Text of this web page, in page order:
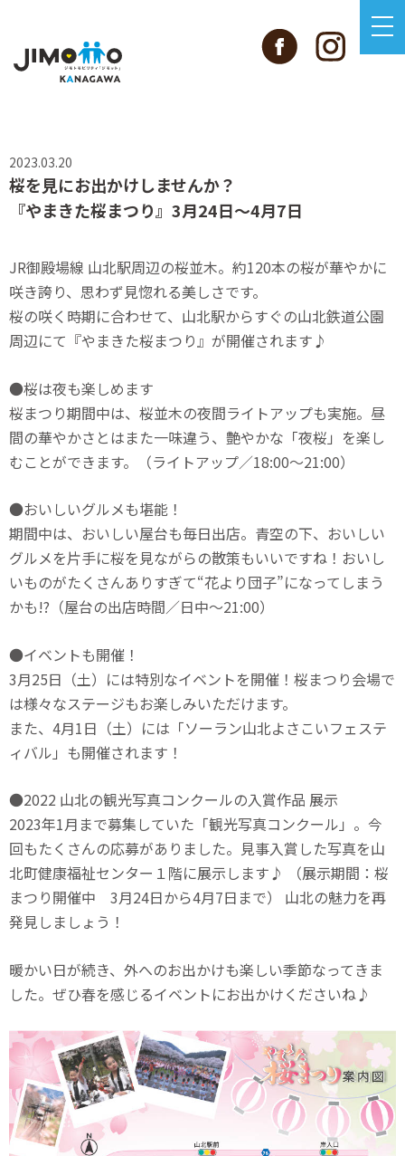
2023.03.20
桜を見にお出かけしませんか？
『やまきた桜まつり』3月24日～4月7日
JR御殿場線 山北駅周辺の桜並木。約120本の桜が華やかに
咲き誇り、思わず見惚れる美しさです。
桜の咲く時期に合わせて、山北駅からすぐの山北鉄道公園
周辺にて『やまきた桜まつり』が開催されます♪
●桜は夜も楽しめます
桜まつり期間中は、桜並木の夜間ライトアップも実施。昼
間の華やかさとはまた一味違う、艶やかな「夜桜」を楽し
むことができます。（ライトアップ／18:00～21:00）
●おいしいグルメも堪能！
期間中は、おいしい屋台も毎日出店。青空の下、おいしい
グルメを片手に桜を見ながらの散策もいいですね！おいし
いものがたくさんありすぎて“花より団子”になってしまう
かも!?（屋台の出店時間／日中～21:00）
●イベントも開催！
3月25日（土）には特別なイベントを開催！桜まつり会場で
は様々なステージもお楽しみいただけます。
また、4月1日（土）には「ソーラン山北よさこいフェステ
ィバル」も開催されます！
●2022 山北の観光写真コンクールの入賞作品 展示
2023年1月まで募集していた「観光写真コンクール」。今
回もたくさんの応募がありました。見事入賞した写真を山
北町健康福祉センター１階に展示します♪ （展示期間：桜
まつり開催中 3月24日から4月7日まで） 山北の魅力を再
発見しましょう！
暖かい日が続き、外へのお出かけも楽しい季節なってきま
した。ぜひ春を感じるイベントにお出かけくださいね♪